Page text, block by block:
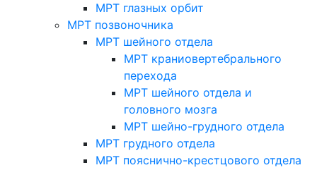
МРТ глазных орбит
МРТ позвоночника
МРТ шейного отдела
МРТ краниовертебрального
перехода
МРТ шейного отдела и
головного мозга
МРТ шейно-грудного отдела
МРТ грудного отдела
МРТ пояснично-крестцового отдела